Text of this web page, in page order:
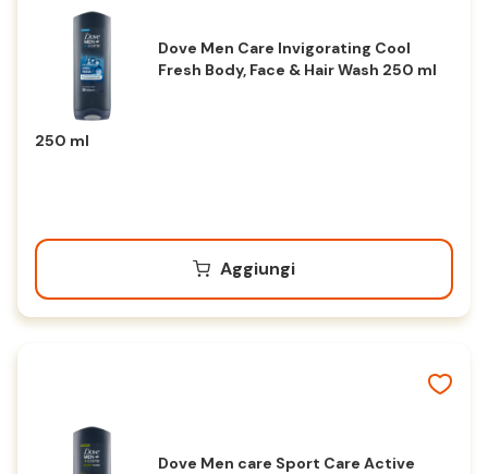
Dove Men Care Invigorating Cool
Fresh Body, Face & Hair Wash 250 ml
250 ml
Aggiungi
Dove Men care Sport Care Active